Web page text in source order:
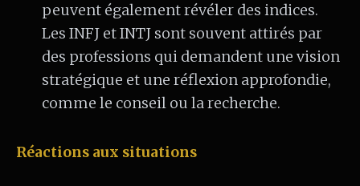
peuvent également révéler des indices.
Les INFJ et INTJ sont souvent attirés par
des professions qui demandent une vision
stratégique et une réflexion approfondie,
comme le conseil ou la recherche.
Réactions aux situations